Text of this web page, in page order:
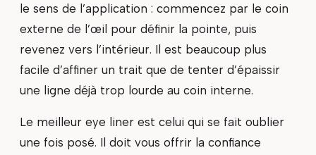
le sens de l’application : commencez par le coin
externe de l’œil pour définir la pointe, puis
revenez vers l’intérieur. Il est beaucoup plus
facile d’affiner un trait que de tenter d’épaissir
une ligne déjà trop lourde au coin interne.
Le meilleur eye liner est celui qui se fait oublier
une fois posé. Il doit vous offrir la confiance